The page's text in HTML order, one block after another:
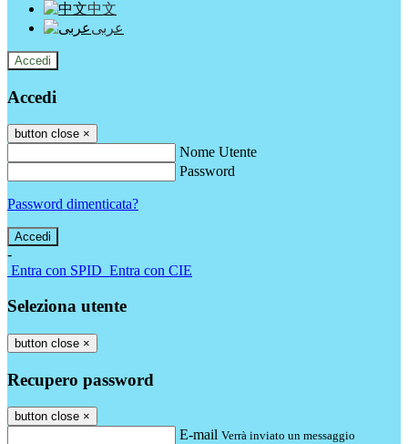
中文
عربى
Accedi
Accedi
button close ×
Nome Utente
Password
Password dimenticata?
-
Entra con SPID Entra con CIE
Seleziona utente
button close ×
Recupero password
button close ×
E-mail Verrà inviato un messaggio